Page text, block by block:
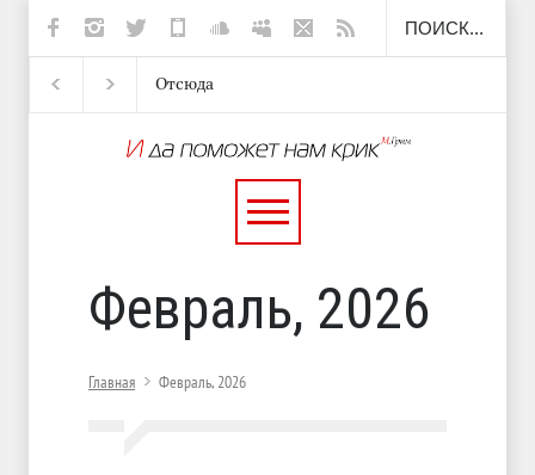
Отсюда
Февраль, 2026
Главная Февраль, 2026